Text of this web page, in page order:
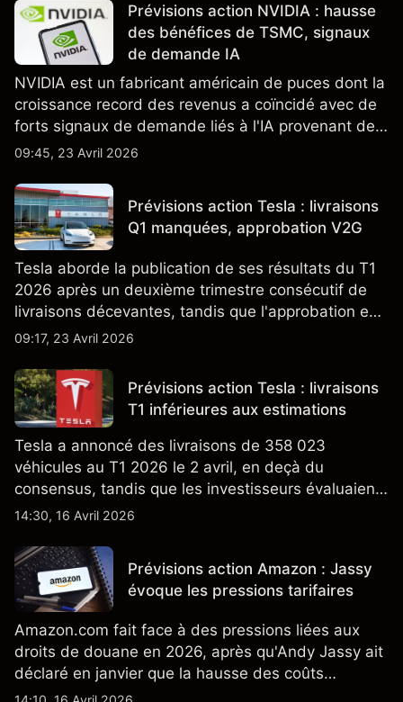
Prévisions action NVIDIA : hausse
des bénéfices de TSMC, signaux
de demande IA
NVIDIA est un fabricant américain de puces dont la
croissance record des revenus a coïncidé avec de
forts signaux de demande liés à l'IA provenant de
partenaires clés de la chaîne d'approvisionnement,
passées ne préjugent pas des résultats futurs.
09:45, 23 Avril 2026
Prévisions action Tesla : livraisons
Q1 manquées, approbation V2G
Tesla aborde la publication de ses résultats du T1
2026 après un deuxième trimestre consécutif de
livraisons décevantes, tandis que l'approbation en
Californie d'un programme V2G pour le Cybertruck
énergétique.
09:17, 23 Avril 2026
Prévisions action Tesla : livraisons
T1 inférieures aux estimations
Tesla a annoncé des livraisons de 358 023
véhicules au T1 2026 le 2 avril, en deçà du
consensus, tandis que les investisseurs évaluaient
également la croissance des stocks et les projets
nouveau SUV. Découvrez les objectifs de cours
TSLA d'analystes tiers.
14:30, 16 Avril 2026
Prévisions action Amazon : Jassy
évoque les pressions tarifaires
Amazon.com fait face à des pressions liées aux
droits de douane en 2026, après qu'Andy Jassy ait
déclaré en janvier que la hausse des coûts
d'importation commençait à se répercuter sur